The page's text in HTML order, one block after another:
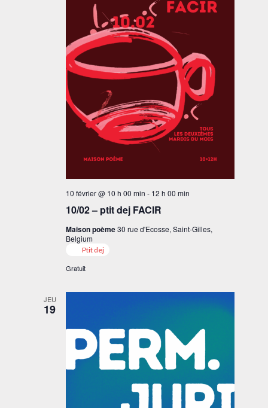
10/02 – ptit dej FACIR
10 février @ 10 h 00 min - 12 h 00 min
Maison poème30 rue d'Ecosse, Saint-Gilles,
Belgium
Ptit dej
Gratuit
JEU
19